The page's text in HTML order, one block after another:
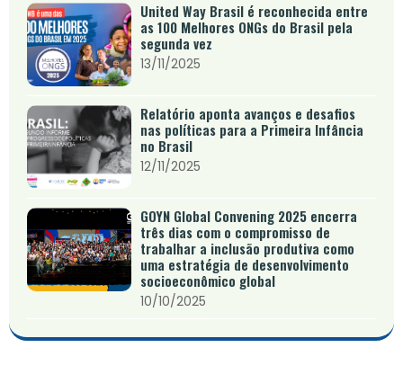
United Way Brasil é reconhecida entre
as 100 Melhores ONGs do Brasil pela
segunda vez
13/11/2025
Relatório aponta avanços e desafios
nas políticas para a Primeira Infância
no Brasil
12/11/2025
GOYN Global Convening 2025 encerra
três dias com o compromisso de
trabalhar a inclusão produtiva como
uma estratégia de desenvolvimento
socioeconômico global
10/10/2025